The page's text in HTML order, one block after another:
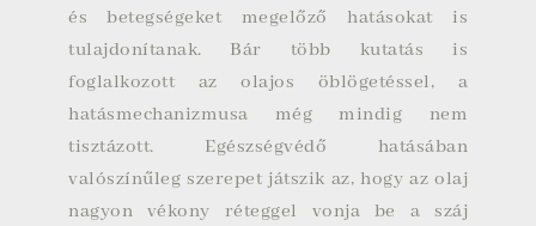
és betegségeket megelőző hatásokat is
tulajdonítanak. Bár több kutatás is
foglalkozott az olajos öblögetéssel, a
hatásmechanizmusa még mindig nem
tisztázott. Egészségvédő hatásában
valószínűleg szerepet játszik az, hogy az olaj
nagyon vékony réteggel vonja be a száj